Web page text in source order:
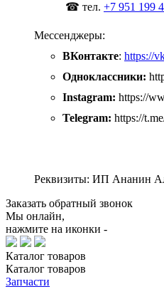
☎ тел. +7 951 199
Мессенджеры:
ВКонтакте: https://
Одноклассники:
Instagram: https://
Telegram: https://
Реквизиты: ИП Ананин
Заказать обратный звонок
Мы онлайн,
нажмите на иконки -
Каталог товаров
Каталог товаров
Запчасти